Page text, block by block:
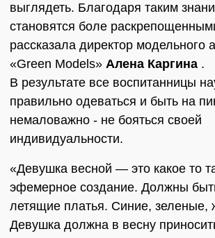
выглядеть. Благодаря таким
становятся боле
рассказала директор модельного
«Green Models» Алена Каргина .
В результате все воспитанницы
правильно одеваться и быть на
немаловажно - не бояться своей
индивидуальности.
«Девушка весной ― это какое то
эфемерное создание. Должны
летящие платья. Синие, зеленые,
Девушка должна в весну